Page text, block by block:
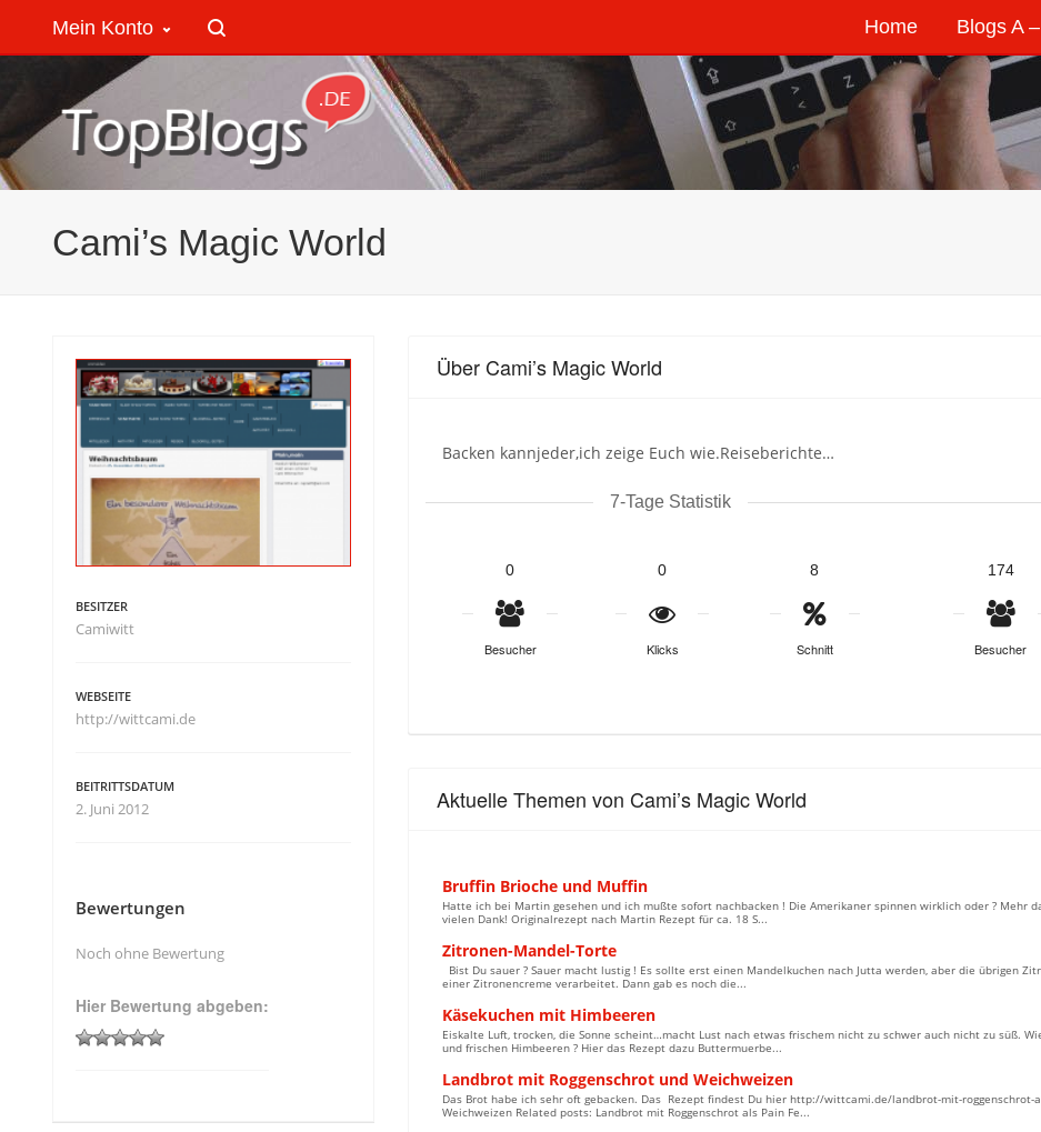
Home Blogs A
Mein Konto
Cami’s Magic World
Über Cami’s Magic World
Backen kannjeder,ich zeige Euch wie.Reiseberichte…
7-Tage Statistik
0
Besucher
0
Klicks
8
Schnitt
174
Besucher
Aktuelle Themen von Cami’s Magic World
Bruffin Brioche und Muffin
Hatte ich bei Martin gesehen und ich mußte sofort nachbacken ! Die Amerikaner spinnen wirklich oder ? Mehr
vielen Dank! Originalrezept nach Martin Rezept für ca. 18 S...
Zitronen-Mandel-Torte
Bist Du sauer ? Sauer macht lustig ! Es sollte erst einen Mandelkuchen nach Jutta werden, aber die übrigen
einer Zitronencreme verarbeitet. Dann gab es noch die...
Käsekuchen mit Himbeeren
Eiskalte Luft, trocken, die Sonne scheint…macht Lust nach etwas frischem nicht zu schwer auch nicht zu süß.
und frischen Himbeeren ? Hier das Rezept dazu Buttermuerbe...
Landbrot mit Roggenschrot und Weichweizen
Das Brot habe ich sehr oft gebacken. Das Rezept findest Du hier http://wittcami.de/landbrot-mit-roggenschrot-
Weichweizen Related posts: Landbrot mit Roggenschrot als Pain Fe...
BESITZER
Camiwitt
WEBSEITE
http://wittcami.de
BEITRITTSDATUM
2. Juni 2012
Bewertungen
Noch ohne Bewertung
Hier Bewertung abgeben: